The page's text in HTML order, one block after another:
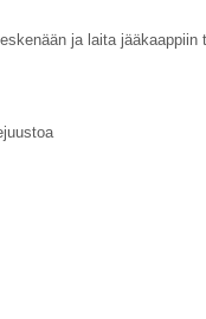
ja laita jääkaappiin